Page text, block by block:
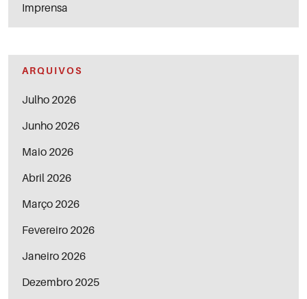
Imprensa
ARQUIVOS
Julho 2026
Junho 2026
Maio 2026
Abril 2026
Março 2026
Fevereiro 2026
Janeiro 2026
Dezembro 2025